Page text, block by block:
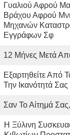
Γυαλιού Αφρού
Βράχου Αφρού
Μηχανών
Εγγράφων Σφ
12 Μήνες Μετά
Εξαρτηθείτε Από
Την Ικανότητά Σας
Σαν Το Αίτημά
Η Ξύλινη